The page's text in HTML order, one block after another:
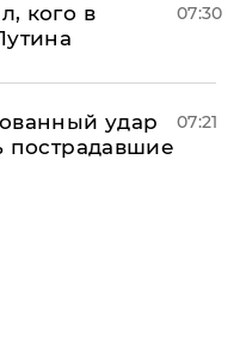
кого в
07:30
удар
пострадавшие
07:21